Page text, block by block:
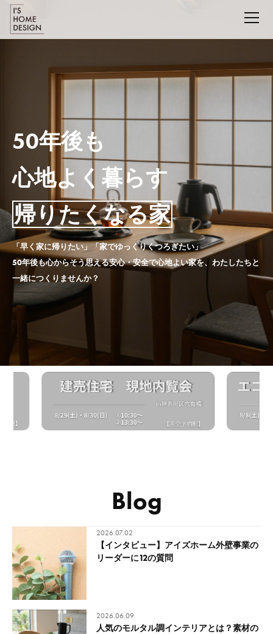
50年後も
心地よく暮らす
帰りたくなる家
「早く家に帰りたい」「家でゆっくりくつろぎたい」
50年後も心からそう思える安心・安全で心地よい家を、わたしたちと
一緒につくりませんか？
Blog
【インタビュー】アイズホーム外壁事業の
リーダーに12の質問
2026.07.02
人気のモルタル調インテリアとは？素材の
2026.06.09